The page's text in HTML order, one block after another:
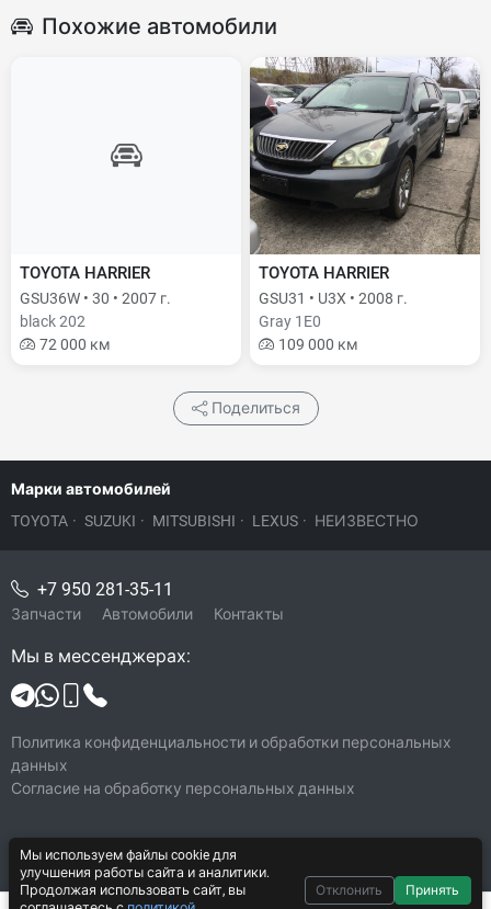
Похожие автомобили
TOYOTA HARRIER
GSU36W • 30 • 2007 г.
black 202
72 000 км
TOYOTA HARRIER
GSU31 • U3X • 2008 г.
Gray 1E0
109 000 км
Поделиться
Марки автомобилей
TOYOTA · SUZUKI · MITSUBISHI · LEXUS · НЕИЗВЕСТНО
© 2026 Japan Jeep
Все права защищены
+7 950 281-35-11
Запчасти Автомобили Контакты
Мы в мессенджерах:
Политика конфиденциальности и обработки персональных
данных
Согласие на обработку персональных данных
Мы используем файлы cookie для
улучшения работы сайта и аналитики.
Продолжая использовать сайт, вы
Отклонить Принять